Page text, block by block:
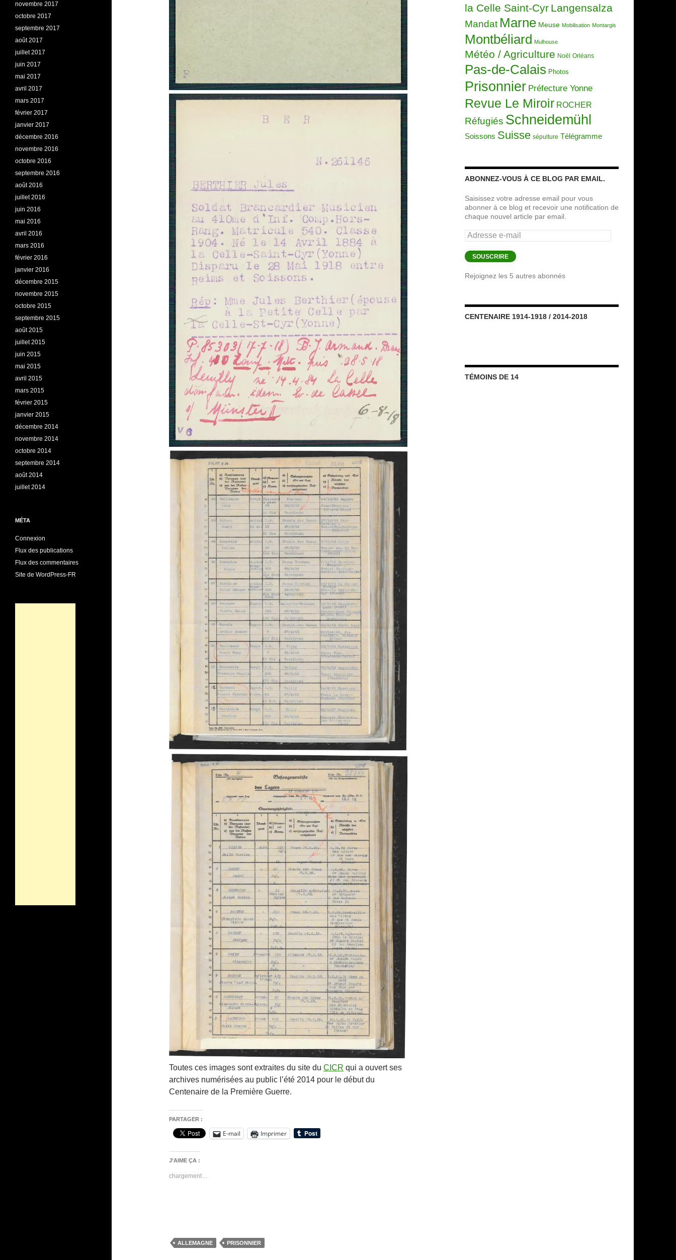
Toutes ces images sont extraites du site du CICR qui a ouvert ses
archives numérisées au public l’été 2014 pour le début du
Centenaire de la Première Guerre.
PARTAGER :
E-mail Imprimer
J’AIME ÇA :
chargement…
ALLEMAGNE PRISONNIER
la Celle Saint-Cyr Langensalza
Mandat Marne Meuse Mobilisation Montargis
Montbéliard Mulhouse
Météo / Agriculture Noël Orléans
Pas-de-Calais Photos
Prisonnier Préfecture Yonne
Revue Le Miroir ROCHER
Réfugiés Schneidemühl
Soissons Suisse sépulture Télégramme
ABONNEZ-VOUS À CE BLOG PAR EMAIL.
Saisissez votre adresse email pour vous
abonner à ce blog et recevoir une notification de
chaque nouvel article par email.
Adresse
e-
mail
SOUSCRIRE
Rejoignez les 5 autres abonnés
CENTENAIRE 1914-1918 / 2014-2018
TÉMOINS DE 14
novembre 2017
octobre 2017
septembre 2017
août 2017
juillet 2017
juin 2017
mai 2017
avril 2017
mars 2017
février 2017
janvier 2017
décembre 2016
novembre 2016
octobre 2016
septembre 2016
août 2016
juillet 2016
juin 2016
mai 2016
avril 2016
mars 2016
février 2016
janvier 2016
décembre 2015
novembre 2015
octobre 2015
septembre 2015
août 2015
juillet 2015
juin 2015
mai 2015
avril 2015
mars 2015
février 2015
janvier 2015
décembre 2014
novembre 2014
octobre 2014
septembre 2014
août 2014
juillet 2014
MÉTA
Connexion
Flux des publications
Flux des commentaires
Site de WordPress-FR